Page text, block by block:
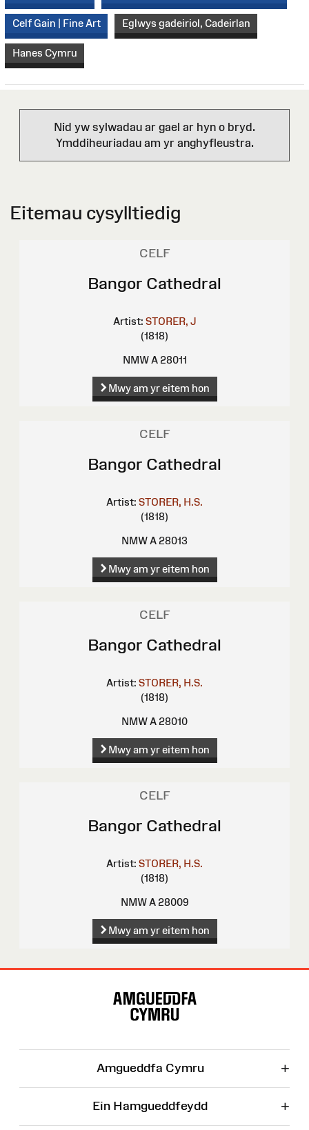
Celf Gain | Fine Art Eglwys gadeiriol, Cadeirlan
Hanes Cymru
Nid yw sylwadau ar gael ar hyn o bryd.
Ymddiheuriadau am yr anghyfleustra.
Eitemau cysylltiedig
CELF
Bangor Cathedral
Artist: STORER, J
(1818)
NMW A 28011
Mwy am yr eitem hon
CELF
Bangor Cathedral
Artist: STORER, H.S.
(1818)
NMW A 28013
Mwy am yr eitem hon
CELF
Bangor Cathedral
Artist: STORER, H.S.
(1818)
NMW A 28010
Mwy am yr eitem hon
CELF
Bangor Cathedral
Artist: STORER, H.S.
(1818)
NMW A 28009
Mwy am yr eitem hon
Amgueddfa Cymru +
Ein Hamgueddfeydd +